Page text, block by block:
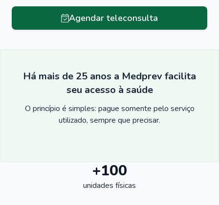
Agendar teleconsulta
Há mais de 25 anos a Medprev facilita
seu acesso à saúde
O princípio é simples: pague somente pelo serviço
utilizado, sempre que precisar.
+100
unidades físicas